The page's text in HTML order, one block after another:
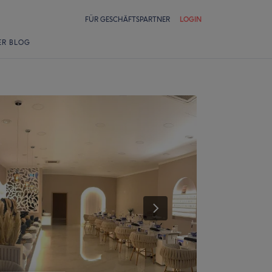
FÜR GESCHÄFTSPARTNER LOGIN
BLOG